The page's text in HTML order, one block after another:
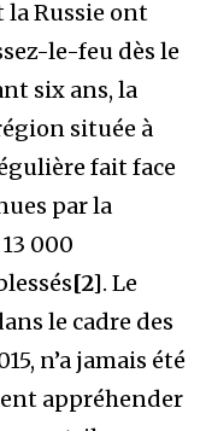
la Russie ont
le-feu dès le
six ans, la
située à
fait face
par la
000
[2]. Le
le cadre des
n’a jamais été
appréhender